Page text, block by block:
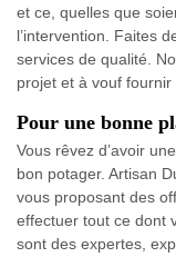
et ce, quelles que
l’intervention. Faites
services de qualité.
projet et à vouf
Pour une bonne
Vous rêvez d’avoir
bon potager. Artisan
vous proposant des
effectuer tout ce dont
sont des expertes,